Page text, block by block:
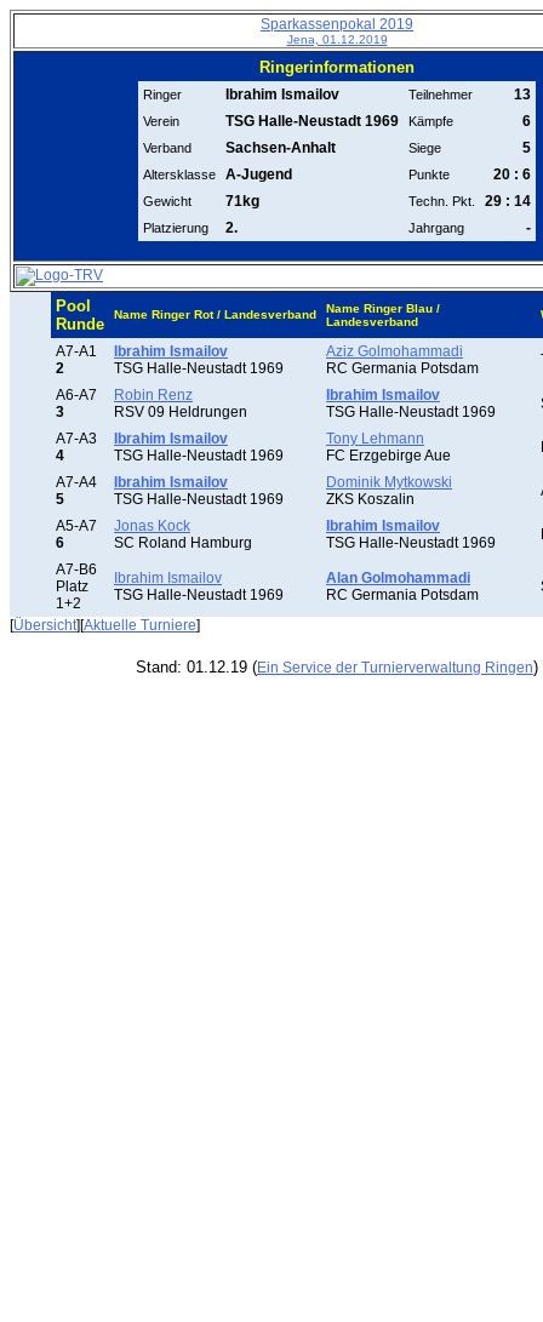
Sparkassenpokal 2019
Jena, 01.12.2019
Ringerinformationen
Ringer Ibrahim Ismailov Teilnehmer 13
Verein TSG Halle-Neustadt 1969 Kämpfe 6
Verband Sachsen-Anhalt Siege 5
Altersklasse A-Jugend Punkte 20 : 6
Gewicht 71kg Techn. Pkt. 29 : 14
Platzierung 2. Jahrgang -
Pool
Runde
Name Ringer Rot / Landesverband
Name Ringer Blau /
Landesverband
A7-A1
2
Ibrahim Ismailov
TSG Halle-Neustadt 1969
Aziz Golmohammadi
RC Germania Potsdam
A6-A7
3
Robin Renz
RSV 09 Heldrungen
Ibrahim Ismailov
TSG Halle-Neustadt 1969
A7-A3
4
Ibrahim Ismailov
TSG Halle-Neustadt 1969
Tony Lehmann
FC Erzgebirge Aue
A7-A4
5
Ibrahim Ismailov
TSG Halle-Neustadt 1969
Dominik Mytkowski
ZKS Koszalin
A5-A7
6
Jonas Kock
SC Roland Hamburg
Ibrahim Ismailov
TSG Halle-Neustadt 1969
A7-B6
Platz
1+2
Ibrahim Ismailov
TSG Halle-Neustadt 1969
Alan Golmohammadi
RC Germania Potsdam
[Übersicht][Aktuelle Turniere]
Stand: 01.12.19 (Ein Service der Turnierverwaltung Ringen)